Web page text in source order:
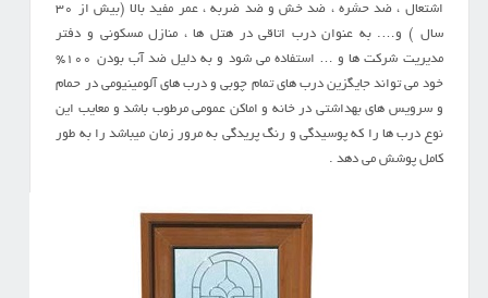
اشتعال ، ضد حشره ، ضد خش و ضد ضربه ، عمر مفید بالا (بیش از ۳۰
سال ) و…. به عنوان درب اتاقی در هتل ها ، منازل مسکونی و دفتر
مدیریت شرکت ها و … استفاده می شود و به دلیل ضد آب بودن ۱۰۰%
خود می تواند جایگزین درب های تمام چوبی و درب های آلومینیومی در حمام
و سرویس های بهداشتی در خانه و اماکن عمومی مرطوب باشد و معایب این
نوع درب ها را که پوسیدگی و رنگ پریدگی به مرور زمان میباشد را به طور
کامل پوشش می دهد .